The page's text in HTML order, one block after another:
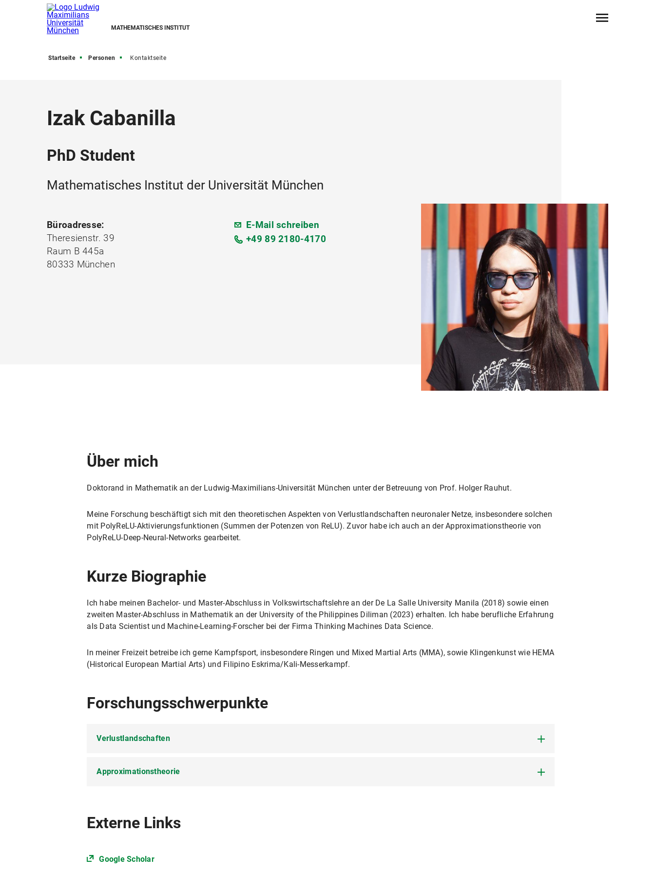
MATHEMATISCHES INSTITUT
Startseite Personen Kontaktseite
Izak Cabanilla
PhD Student
Mathematisches Institut der Universität München
Büroadresse:
Theresienstr. 39
Raum B 445a
80333 München
E-Mail schreiben
+49 89 2180-4170
Über mich
Doktorand in Mathematik an der Ludwig-Maximilians-Universität München unter der Betreuung von Prof. Holger Rauhut.
Meine Forschung beschäftigt sich mit den theoretischen Aspekten von Verlustlandschaften neuronaler Netze, insbesondere solchen
mit PolyReLU-Aktivierungsfunktionen (Summen der Potenzen von ReLU). Zuvor habe ich auch an der Approximationstheorie von
PolyReLU-Deep-Neural-Networks gearbeitet.
Kurze Biographie
Ich habe meinen Bachelor- und Master-Abschluss in Volkswirtschaftslehre an der De La Salle University Manila (2018) sowie einen
zweiten Master-Abschluss in Mathematik an der University of the Philippines Diliman (2023) erhalten. Ich habe berufliche Erfahrung
als Data Scientist und Machine-Learning-Forscher bei der Firma Thinking Machines Data Science.
In meiner Freizeit betreibe ich gerne Kampfsport, insbesondere Ringen und Mixed Martial Arts (MMA), sowie Klingenkunst wie HEMA
(Historical European Martial Arts) und Filipino Eskrima/Kali-Messerkampf.
Forschungsschwerpunkte
Verlustlandschaften
Für tiefe PolyReLU Netzwerke.
Approximationstheorie
Externe Links
Google Scholar